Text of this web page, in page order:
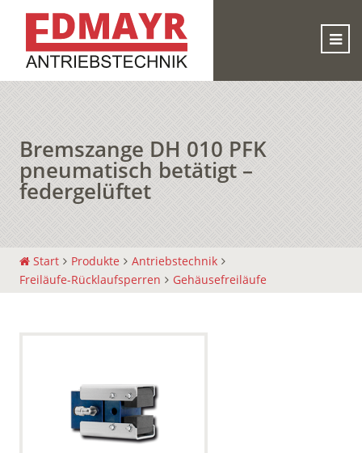
Bremszange DH 010 PFK
pneumatisch betätigt –
federgelüftet
Start Produkte
Antriebstechnik
Freiläufe-Rücklaufsperren
Gehäusefreiläufe